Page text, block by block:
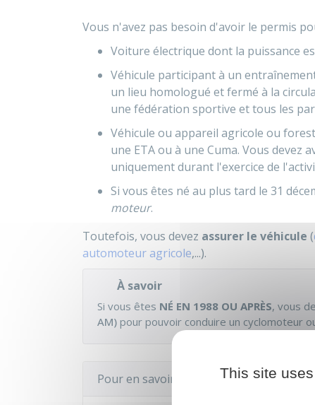
Vous n'avez pas besoin d'avoir le permis
Voiture électrique dont la puissance
Véhicule participant à un
un lieu homologué et fermé à la
une fédération sportive et tous les
Véhicule ou appareil agricole ou
une ETAou à une Cuma. Vous devez
uniquement durant l'exercice de
Si vous êtes né au plus tard le 31
moteur.
Toutefois, vous devez assurer le véhicule (
automoteur agricole,...).
À savoir
Si vous êtes NÉ EN 1988 OU APRÈS, vous
AM) pour pouvoir conduire un cyclomoteur
Pour en savoir plus This site